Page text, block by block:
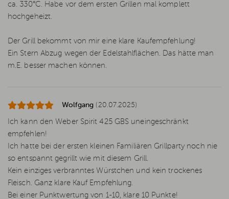
ca. 330°C. Habe vor dem ersten Grillen mal komplett
hochgeheizt.
Der Grill bekommt von mir eine klare Kaufempfehlung!
Ein Stern Abzug wegen der Edelstahlflächen. Das hätte man
m.E. besser machen können.
Wolfgang (20.07.2025)
Ich kann den Weber Spirit 425 GBS uneingeschränkt
empfehlen!
Ich hatte bei der ersten kleinen Familiären Grillparty noch nie
so entspannt gegrillt wie mit diesem Grill.
Kein einziges verbranntes Würstchen und kein trockenes
Fleisch. Ganz klare Kauf Empfehlung.
Bei einer Punktwertung von 1-10, klare 10 Punkte!